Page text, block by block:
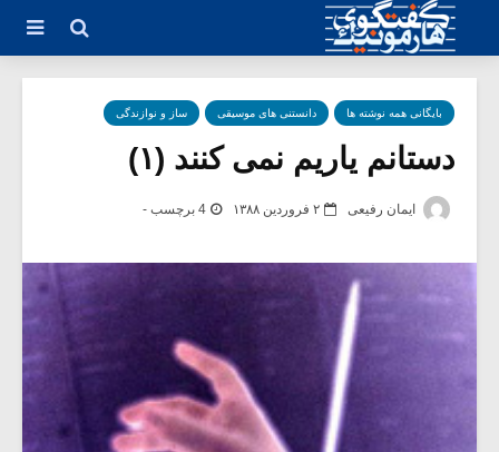
بایگانی همه نوشته ها دانستنی های موسیقی ساز و نوازندگی
دستانم یاریم نمی کنند (۱)
ایمان رفیعی ۲ فروردین ۱۳۸۸ 4 برچسب -